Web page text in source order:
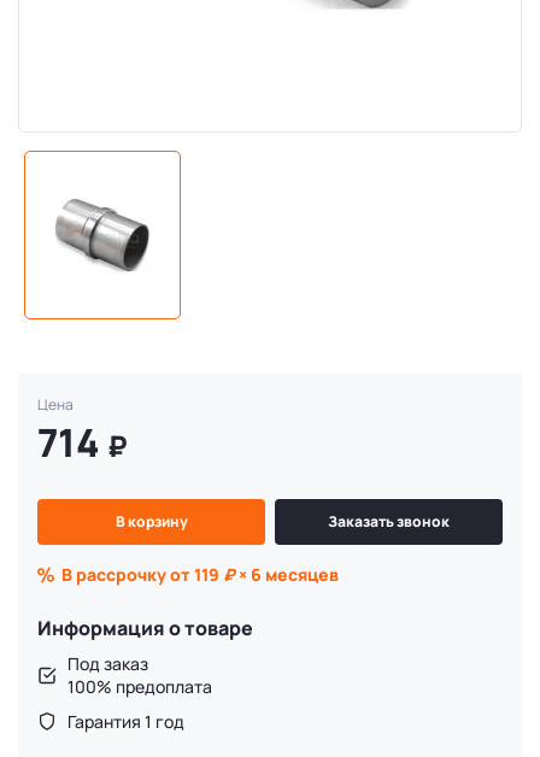
Цена
714 ₽
В корзину Заказать звонок
В рассрочку от 119 ₽× 6 месяцев
Информация о товаре
Под заказ
100% предоплата
Гарантия 1 год